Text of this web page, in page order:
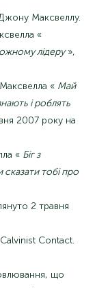
Максвеллу.
«
лідеру»,
« Май
і роблять
2007 року на
« Біг з
сказати тобі про
2 травня
Contact.
що